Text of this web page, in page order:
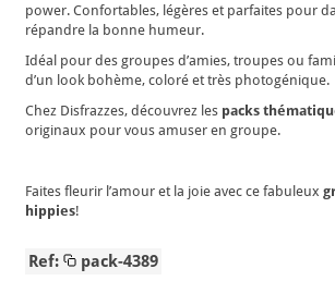
power. Confortables, légères et parfaites pour
répandre la bonne humeur.
Idéal pour des groupes d’amies, troupes ou
d’un look bohème, coloré et très photogénique.
Chez Disfrazzes, découvrez les packs
originaux pour vous amuser en groupe.
Faites fleurir l’amour et la joie avec ce fabuleux
hippies!
Ref: pack-4389